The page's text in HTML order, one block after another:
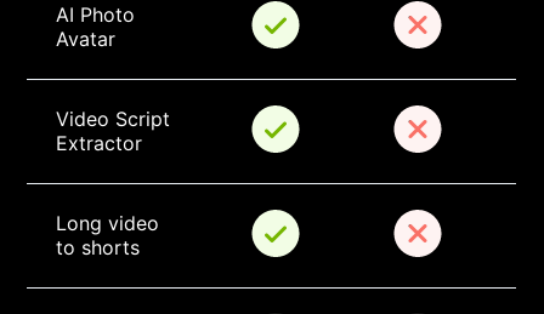
AI Photo
Avatar
Video Script
Extractor
Long video
to shorts